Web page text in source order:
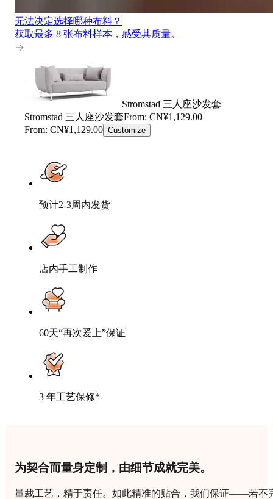
无法决定选择哪种布料？
获取最多 8 张布料样本，感受其质量。
Stromstad 三人座沙发套
Stromstad 三人座沙发套From: CN¥1,129.00
From: CN¥1,129.00 Customize
预计2-3周内发货
店内手工制作
60天“再次爱上”保证
3 年工艺保修*
为契合而量身定制，由细节成就完美。
量裁工艺，精于责任。如此精准的贴合，我们保证——若不